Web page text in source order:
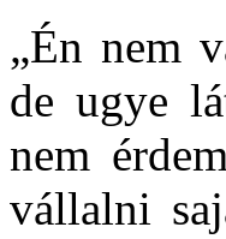
„Én nem
de ugye
nem
vállalni